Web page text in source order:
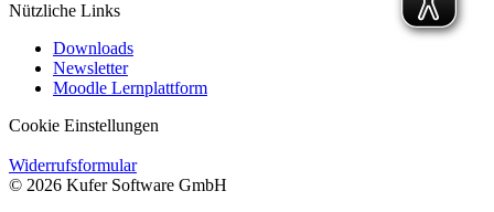
Nützliche Links
Downloads
Newsletter
Moodle Lernplattform
Cookie Einstellungen
Widerrufsformular
© 2026 Kufer Software GmbH